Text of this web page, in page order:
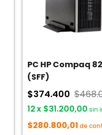
PC HP Compaq
(SFF)
$374.400
12x $31.200,00 sin
$280.800,01de